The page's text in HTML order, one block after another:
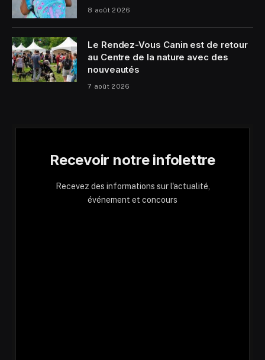
8 août 2026
Le Rendez-Vous Canin est de retour
au Centre de la nature avec des
nouveautés
7 août 2026
Recevoir notre infolettre
Recevez des informations sur l'actualité,
événement et concours